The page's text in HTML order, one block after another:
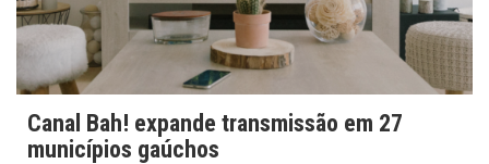
Canal Bah! expande transmissão em 27
municípios gaúchos